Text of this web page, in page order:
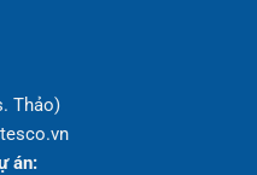
Thảo)
án: